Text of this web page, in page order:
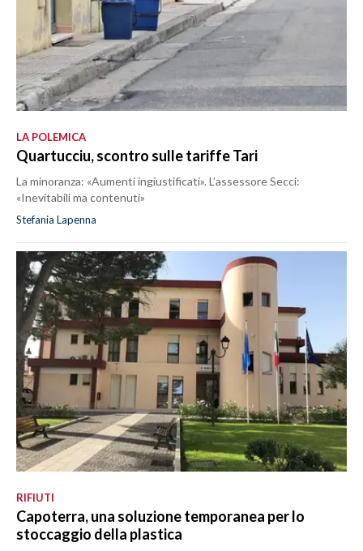
LA POLEMICA
Quartucciu, scontro sulle tariffe Tari
La minoranza: «Aumenti ingiustificati». L’assessore Secci:
«Inevitabili ma contenuti»
Stefania Lapenna
RIFIUTI
Capoterra, una soluzione temporanea per lo
stoccaggio della plastica